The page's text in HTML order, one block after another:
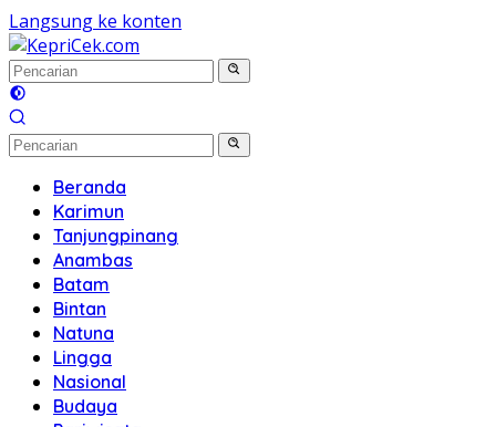
Langsung ke konten
Beranda
Karimun
Tanjungpinang
Anambas
Batam
Bintan
Natuna
Lingga
Nasional
Budaya